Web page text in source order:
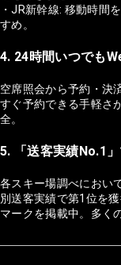
・JR新幹線: 移動時間
すめ。
4. 24時間いつでも
空席照会から予約・決
すぐ予約できる手軽さ
全。
5. 「送客実績No.1
各スキー場調べにおい
別送客実績で第1位を
マークを掲載中。多く